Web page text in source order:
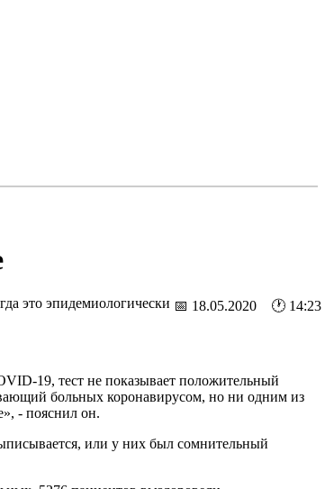
📅 18.05.2020 🕐 14:23
это эпидемиологически
19, тест не показывает положительный
больных коронавирусом, но ни одним из
- пояснил он.
или у них был сомнительный